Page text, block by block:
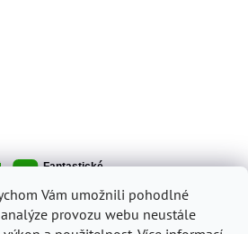
Vám umožnili pohodlné
provozu webu neustále